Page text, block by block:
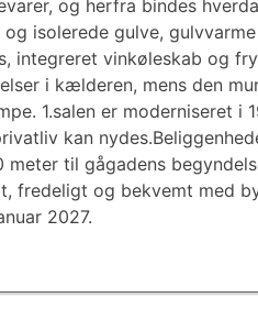
og herfra bindes
isolerede gulve,
integreret vinkøleskab og
i kælderen, mens den
1.salen er moderniseret
kan
til gågadens
fredeligt og bekvemt med
2027.